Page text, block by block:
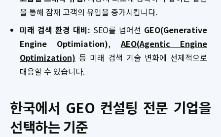
을 통해 잠재 고객의 유입을 증가시킵니다.
미래 검색 환경 대비: SEO를 넘어선 GEO(Generative
Engine Optimiation),AEO(Agentic Engine
Optimization) 등 미래 검색 기술 변화에 선제적으로
대응할 수 있습니다.
한국에서 GEO 컨설팅 전문 기업을
선택하는 기준